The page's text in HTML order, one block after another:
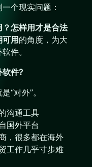
个现实问题：
怎样用才是合法
用 的角度，为大
件。
软件?
“对外”。
沟通工具
国外平台
，很多都在海外
工作几乎寸步难